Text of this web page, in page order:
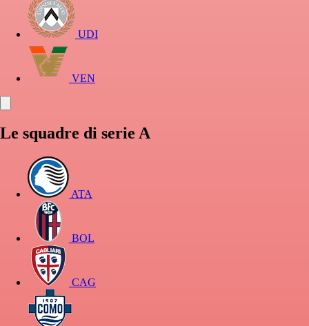
UDI
VEN
Le squadre di serie A
ATA
BOL
CAG